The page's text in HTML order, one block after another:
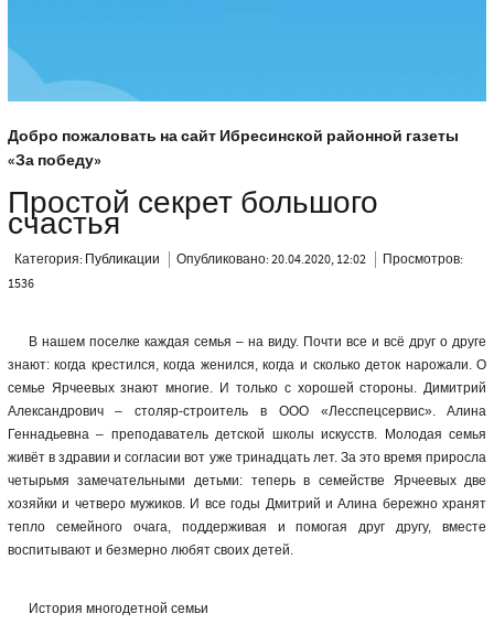
Добро пожаловать на сайт Ибресинской районной газеты
«За победу»
Простой секрет большого
счастья
Категория: Публикации Опубликовано: 20.04.2020, 12:02
Просмотров:
1536
В нашем поселке каждая семья – на виду. Почти все и всё друг о друге
знают: когда крестился, когда женился, когда и сколько деток нарожали. О
семье Ярчеевых знают многие. И только с хорошей стороны. Димитрий
Александрович – столяр-строитель в ООО «Лесспецсервис». Алина
Геннадьевна – преподаватель детской школы искусств. Молодая семья
живёт в здравии и согласии вот уже тринадцать лет. За это время приросла
четырьмя замечательными детьми: теперь в семействе Ярчеевых две
хозяйки и четверо мужиков. И все годы Дмитрий и Алина бережно хранят
тепло семейного очага, поддерживая и помогая друг другу, вместе
воспитывают и безмерно любят своих детей.
История многодетной семьи